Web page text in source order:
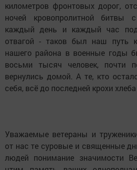
километров фронтовых дорог,
ночей кровопролитной битвы
каждый день и каждый час
отвагой - таков был наш путь
нашего района в военные годы
восьми тысяч человек, почти
вернулись домой. А те, кто
себя, всё до последней крохи
Уважаемые ветераны и
от нас те суровые и священные
людей понимание значимости